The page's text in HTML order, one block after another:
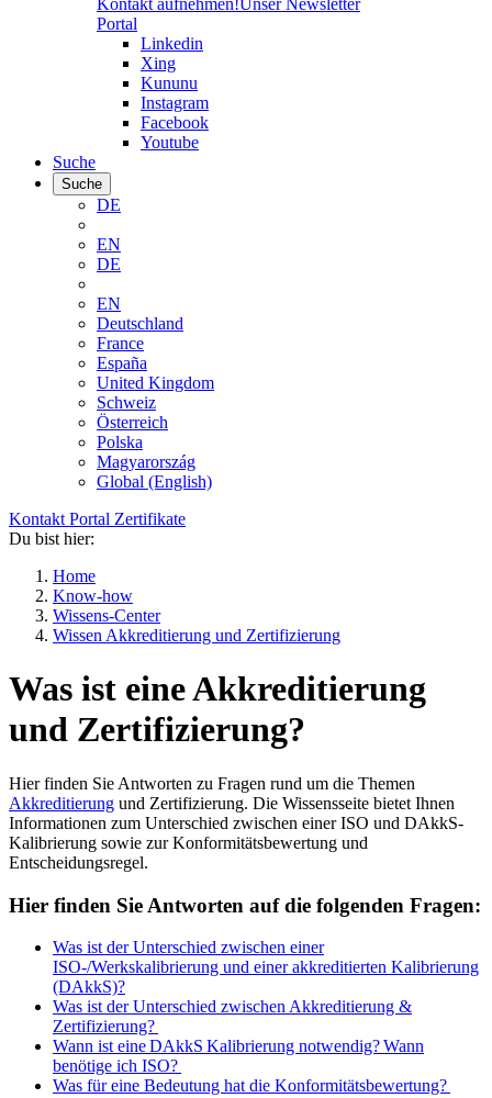
Kontakt aufnehmen!Unser Newsletter
Portal
Linkedin
Xing
Kununu
Instagram
Facebook
Youtube
Suche
Suche
DE
EN
DE
EN
Deutschland
France
España
United Kingdom
Schweiz
Österreich
Polska
Magyarország
Global (English)
Kontakt Portal Zertifikate
Du bist hier:
Home
Know-how
Wissens-Center
Wissen Akkreditierung und Zertifizierung
Was ist eine Akkreditierung
und Zertifizierung?
Hier finden Sie Antworten zu Fragen rund um die Themen
Akkreditierung und Zertifizierung. Die Wissensseite bietet Ihnen
Informationen zum Unterschied zwischen einer ISO und DAkkS-
Kalibrierung sowie zur Konformitätsbewertung und
Entscheidungsregel.
Hier finden Sie Antworten auf die folgenden Fragen:
Was ist der Unterschied zwischen einer
ISO-/Werkskalibrierung und einer akkreditierten Kalibrierung
(DAkkS)?
Was ist der Unterschied zwischen Akkreditierung &
Zertifizierung?
Wann ist eine DAkkS Kalibrierung notwendig? Wann
benötige ich ISO?
Was für eine Bedeutung hat die Konformitätsbewertung?